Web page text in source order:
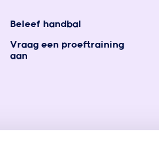
Beleef handbal
Vraag een proeftraining
aan